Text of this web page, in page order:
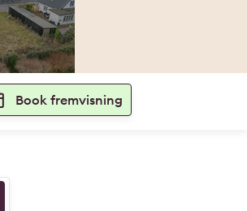
Book fremvisning